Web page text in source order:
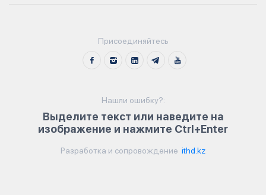
Присоединяйтесь
Нашли ошибку?:
Выделите текст или наведите на
изображение и нажмите Ctrl+Enter
Разработка и сопровождение ithd.kz